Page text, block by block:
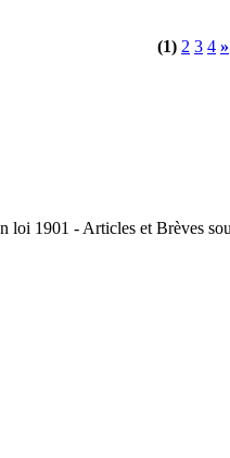
(1) 2 3 4 »
loi 1901 - Articles et Brèves